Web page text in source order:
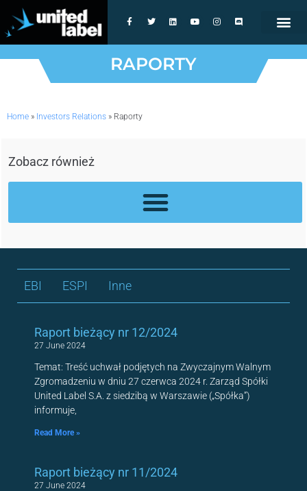
RAPORTY
Home » Investors Relations » Raporty
Zobacz również
EBI ESPI Inne
Raport bieżący nr 12/2024
27 June 2024
Temat: Treść uchwał podjętych na Zwyczajnym Walnym
Zgromadzeniu w dniu 27 czerwca 2024 r. Zarząd Spółki
United Label S.A. z siedzibą w Warszawie („Spółka”)
informuje,
Read More »
Raport bieżący nr 11/2024
27 June 2024